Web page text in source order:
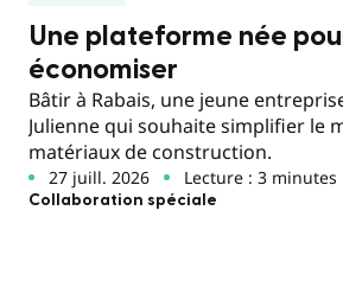
Une plateforme née
économiser
Bâtir à Rabais, une jeune
Julienne qui souhaite simplifier le
matériaux de construction.
27 juill. 2026 Lecture : 3 minutes
Collaboration spéciale